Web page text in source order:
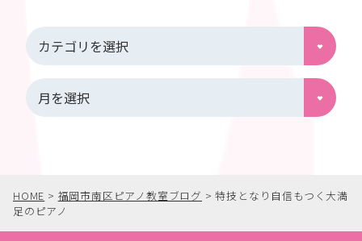
HOME > 福岡市南区ピアノ教室ブログ >特技となり自信もつく大満
足のピアノ